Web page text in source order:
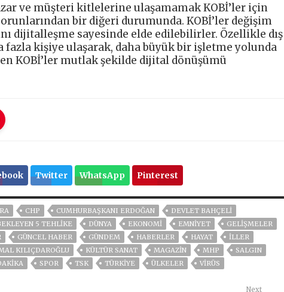
ve müşteri kitlelerine ulaşamamak KOBİ’ler için
bir diğeri durumunda. KOBİ’ler değişim
dijitalleşme sayesinde elde edilebilirler. Özellikle dış
fazla kişiye ulaşarak, daha büyük bir işletme yolunda
KOBİ’ler mutlak şekilde dijital dönüşümü
Twitter WhatsApp Pinterest
CHP CUMHURBAŞKANI ERDOĞAN
DEVLET BAHÇELİ
5 TEHLIKE
DÜNYA EKONOMİ EMNİYET
GELIŞMELER
GÜNCEL HABER GÜNDEM HABERLER HAYAT
İLLER
KILIÇDAROĞLU KÜLTÜR SANAT MAGAZİN MHP
SALGIN
SPOR TSK TÜRKİYE ÜLKELER VIRÜS
Next